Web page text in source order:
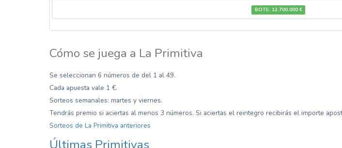
BOTE: 12.700.000 €
Cómo se juega a La Primitiva
Se seleccionan 6 números de del 1 al 49.
Cada apuesta vale 1 €.
Sorteos semanales: martes y viernes.
Tendrás premio si aciertas al menos 3 números. Si aciertas el reintegro recibirás el importe
Sorteos de La Primitiva anteriores
Últimas Primitivas